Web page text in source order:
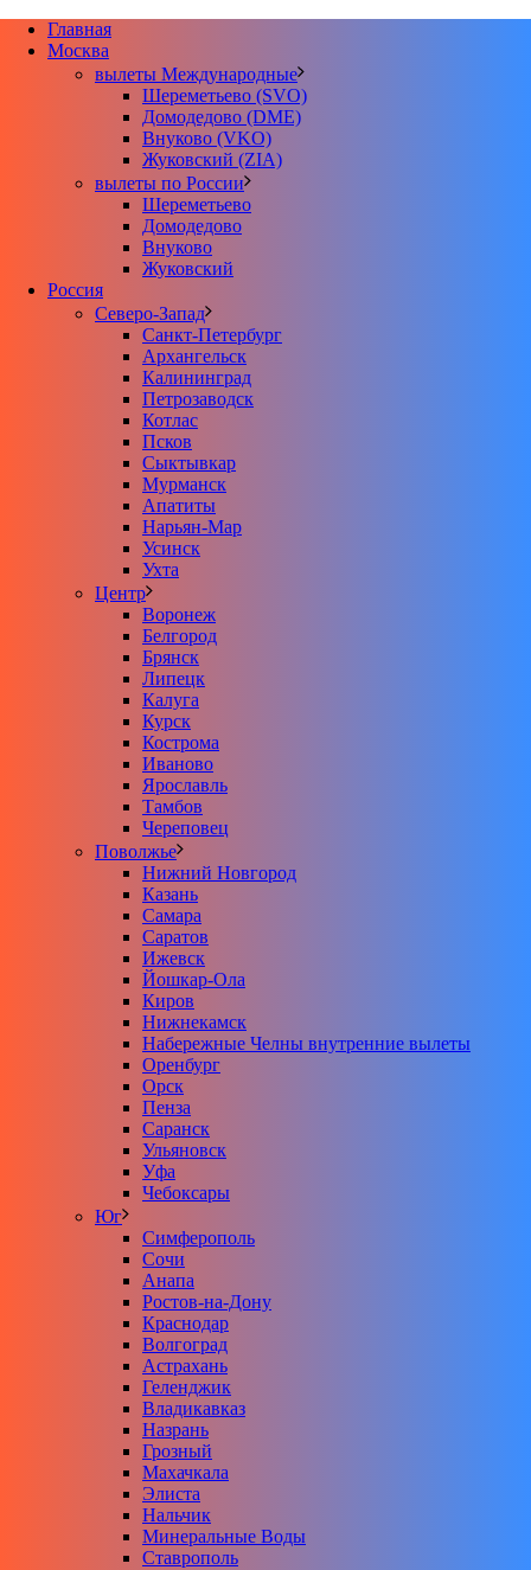
Главная
Москва
вылеты Международные
Шереметьево (SVO)
Домодедово (DME)
Внуково (VKO)
Жуковский (ZIA)
вылеты по России
Шереметьево
Домодедово
Внуково
Жуковский
Россия
Северо-Запад
Санкт-Петербург
Архангельск
Калининград
Петрозаводск
Котлас
Псков
Сыктывкар
Мурманск
Апатиты
Нарьян-Мар
Усинск
Ухта
Центр
Воронеж
Белгород
Брянск
Липецк
Калуга
Курск
Кострома
Иваново
Ярославль
Тамбов
Череповец
Поволжье
Нижний Новгород
Казань
Самара
Саратов
Ижевск
Йошкар-Ола
Киров
Нижнекамск
Набережные Челны внутренние вылеты
Оренбург
Орск
Пенза
Саранск
Ульяновск
Уфа
Чебоксары
Юг
Симферополь
Сочи
Анапа
Ростов-на-Дону
Краснодар
Волгоград
Астрахань
Геленджик
Владикавказ
Назрань
Грозный
Махачкала
Элиста
Нальчик
Минеральные Воды
Ставрополь